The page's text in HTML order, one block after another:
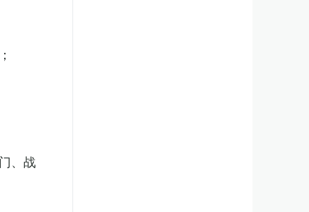
、战